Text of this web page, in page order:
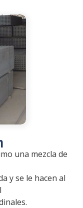
una mezcla de
y se le hacen al